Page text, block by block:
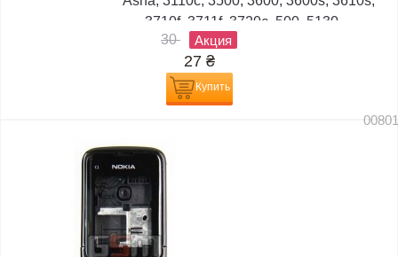
3710f, 3711f, 3720c, 500, 5130,...
30
Акция
27 ₴
Купить